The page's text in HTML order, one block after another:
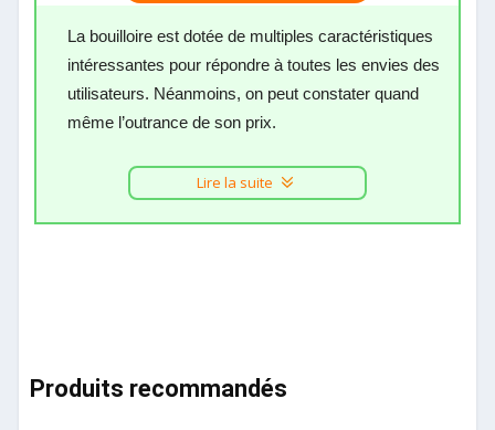
La bouilloire est dotée de multiples caractéristiques
intéressantes pour répondre à toutes les envies des
utilisateurs. Néanmoins, on peut constater quand
même l’outrance de son prix.
Lire la suite
Produits recommandés